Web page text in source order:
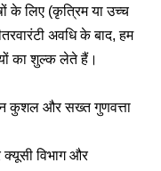
के लिए (कृत्रिम या उच्च
अवधि के बाद, हम
का शुल्क लेते हैं।
कुशल और सख्त गुणवत्ता
क्यूसी विभाग और